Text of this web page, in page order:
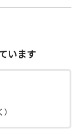
います